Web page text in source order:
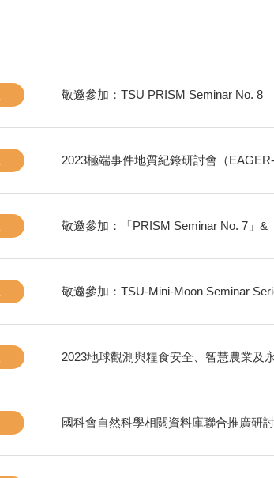
敬邀參加：TSU PRISM Seminar No. 8
2023極端事件地質紀錄研討會（
敬邀參加：「PRISM Seminar No. 7」&
敬邀參加：TSU-Mini-Moon Seminar
2023地球觀測與糧食安全、智慧農業及
國科會自然科學相關資料庫聯合推廣研